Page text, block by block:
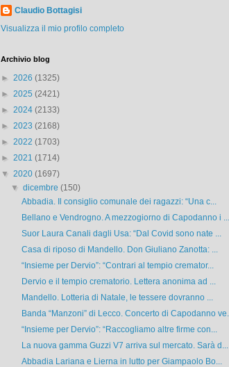
Claudio Bottagisi
Visualizza il mio profilo completo
Archivio blog
► 2026 (1325)
► 2025 (2421)
► 2024 (2133)
► 2023 (2168)
► 2022 (1703)
► 2021 (1714)
▼ 2020 (1697)
▼dicembre(150)
Abbadia. Il consiglio comunale dei ragazzi: “Una c...
Bellano e Vendrogno. A mezzogiorno di Capodanno i ...
Suor Laura Canali dagli Usa: “Dal Covid sono nate ...
Casa di riposo di Mandello. Don Giuliano Zanotta: ...
“Insieme per Dervio”: “Contrari al tempio cremator...
Dervio e il tempio crematorio. Lettera anonima ad ...
Mandello. Lotteria di Natale, le tessere dovranno ...
Banda “Manzoni” di Lecco. Concerto di Capodanno ve...
“Insieme per Dervio”: “Raccogliamo altre firme con...
La nuova gamma Guzzi V7 arriva sul mercato. Sarà d...
Abbadia Lariana e Lierna in lutto per Giampaolo Bo...